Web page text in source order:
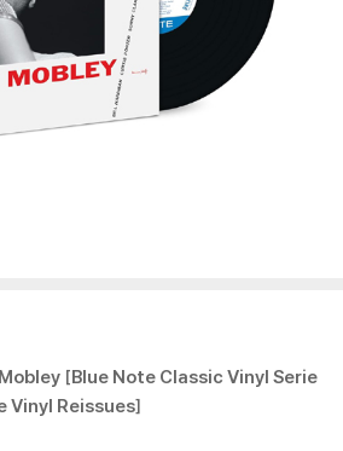
[Blue Note Classic Vinyl Serie
Vinyl Reissues]